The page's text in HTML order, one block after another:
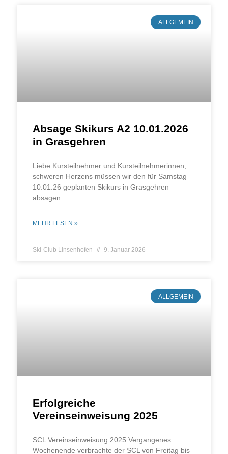
ALLGEMEIN
Absage Skikurs A2 10.01.2026
in Grasgehren
Lie­be Kurs­teil­neh­mer und Kurs­teil­neh­me­rin­nen,
schwe­ren Her­zens müs­sen wir den für Sams­tag
10.01.26 geplan­ten Ski­kurs in Gras­geh­ren
absagen.
MEHR LESEN »
Ski-Club Linsenhofen 9. Januar 2026
ALLGEMEIN
Erfolgreiche
Vereinseinweisung 2025
SCL Ver­eins­ein­wei­sung 2025 Ver­gan­ge­nes
Wochen­en­de ver­brach­te der SCL von Frei­tag bis